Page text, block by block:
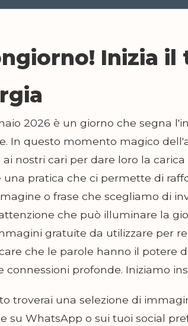
Inizia il
2026 è un giorno che segna
In questo momento magico
ai nostri cari per dare loro la
una pratica che ci permette di
o frase che scegliamo di
che può illuminare la
gratuite da utilizzare per
che le parole hanno il potere
connessioni profonde. Iniziamo
troverai una selezione di
su WhatsApp o sui tuoi social